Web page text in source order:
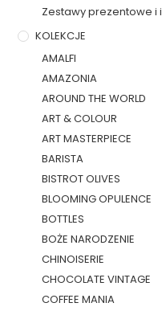
Zestawy prezentowe i
KOLEKCJE
AMALFI
AMAZONIA
AROUND THE WORLD
ART & COLOUR
ART MASTERPIECE
BARISTA
BISTROT OLIVES
BLOOMING OPULENCE
BOTTLES
BOŻE NARODZENIE
CHINOISERIE
CHOCOLATE VINTAGE
COFFEE MANIA